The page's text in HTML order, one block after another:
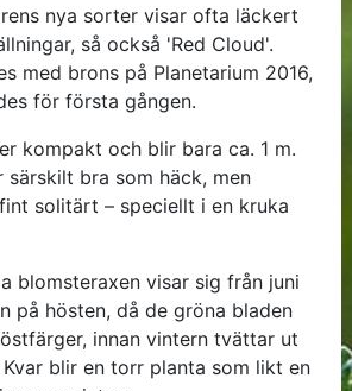
nya sorter visar ofta läckert
så också 'Red Cloud'.
med brons på Planetarium 2016,
för första gången.
kompakt och blir bara ca. 1 m.
särskilt bra som häck, men
solitärt – speciellt i en kruka
blomsteraxen visar sig från juni
på hösten, då de gröna bladen
innan vintern tvättar ut
blir en torr planta som likt en